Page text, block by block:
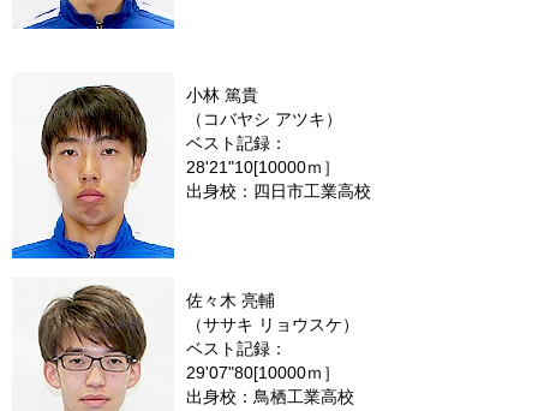
小林 篤貴
（コバヤシ アツキ）
ベスト記録：
28'21"10[10000ｍ］
出身校：四日市工業高校
佐々木 亮輔
（ササキ リョウスケ）
ベスト記録：
29'07"80[10000ｍ］
出身校：鳥栖工業高校